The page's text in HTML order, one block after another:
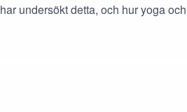
undersökt detta, och hur yoga och